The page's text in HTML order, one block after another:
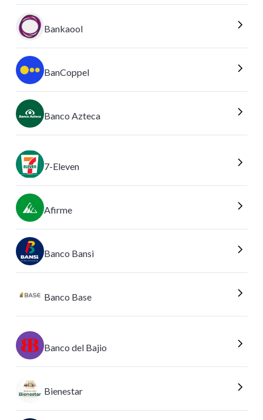
Bankaool
BanCoppel
Banco Azteca
7-Eleven
Afirme
Banco Bansi
Banco Base
Banco del Bajio
Bienestar